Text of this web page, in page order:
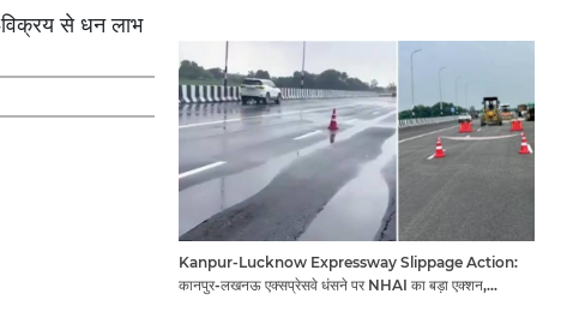
विक्रय से धन लाभ
Kanpur-Lucknow Expressway Slippage Action:
कानपुर-लखनऊ एक्सप्रेसवे धंसने पर NHAI का बड़ा एक्शन,